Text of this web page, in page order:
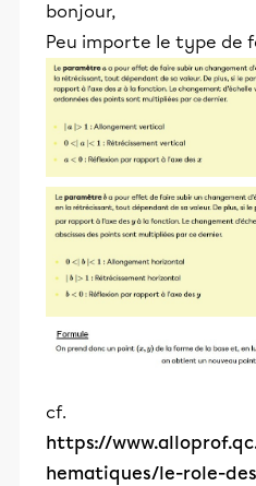
bonjour,
Peu importe le type de
cf.
https://
hematiques/le-role-